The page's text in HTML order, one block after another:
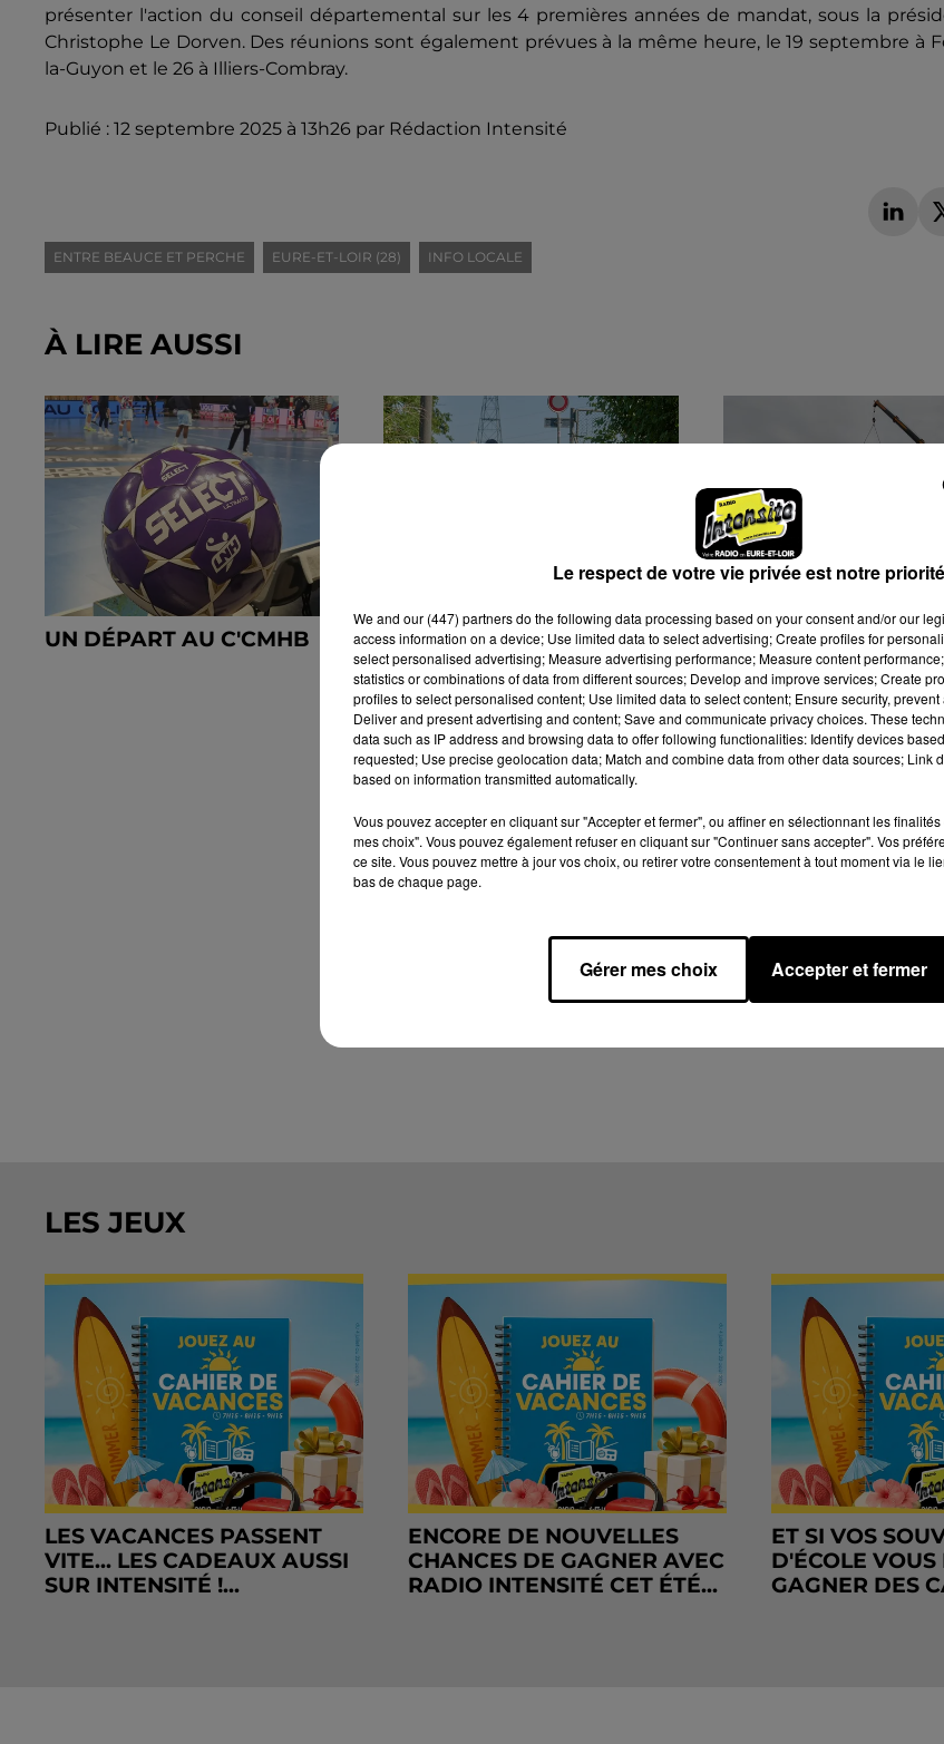
présenter l'action du conseil départemental sur les 4 premières années de mandat, sous la
Christophe Le Dorven. Des réunions sont également prévues à la même heure, le 19 septembre à
la-Guyon et le 26 à Illiers-Combray.
Publié : 12 septembre 2025 à 13h26 par Rédaction Intensité
ENTRE BEAUCE ET PERCHE EURE-ET-LOIR (28) INFO LOCALE
À LIRE AUSSI
UN DÉPART AU C'CMHB
UNE MARCHE SOLIDAIRE
CONTRE LE CANCER
PÉDIATRIQUE
🔊 UNE
VOLANTE EN
LOIR
LES JEUX
LES VACANCES PASSENT
VITE... LES CADEAUX AUSSI
SUR INTENSITÉ !...
ENCORE DE NOUVELLES
CHANCES DE GAGNER AVEC
RADIO INTENSITÉ CET ÉTÉ...
ET SI VOS
D'ÉCOLE
GAGNER DES
Le respect de votre vie privée est notre priorité
We and our (447) partnersdo the following data processing based on your consent and/or our
access information on a device; Use limited data to select advertising; Create profiles for
select personalised advertising; Measure advertising performance; Measure content
statistics or combinations of data from different sources; Develop and improve services; Create
profiles to select personalised content; Use limited data to select content; Ensure security,
Deliver and present advertising and content; Save and communicate privacy choices. These
data such as IP address and browsing data to offer following functionalities: Identify devices
requested; Use precise geolocation data; Match and combine data from other data sources; Link
based on information transmitted automatically.
Vous pouvez accepter en cliquant sur "Accepter et fermer", ou affiner en sélectionnant les
mes choix". Vous pouvez également refuser en cliquant sur "Continuer sans accepter". Vos
ce site. Vous pouvez mettre à jour vos choix, ou retirer votre consentement à tout moment via le
bas de chaque page.
Gérer mes choix Accepter et fermer